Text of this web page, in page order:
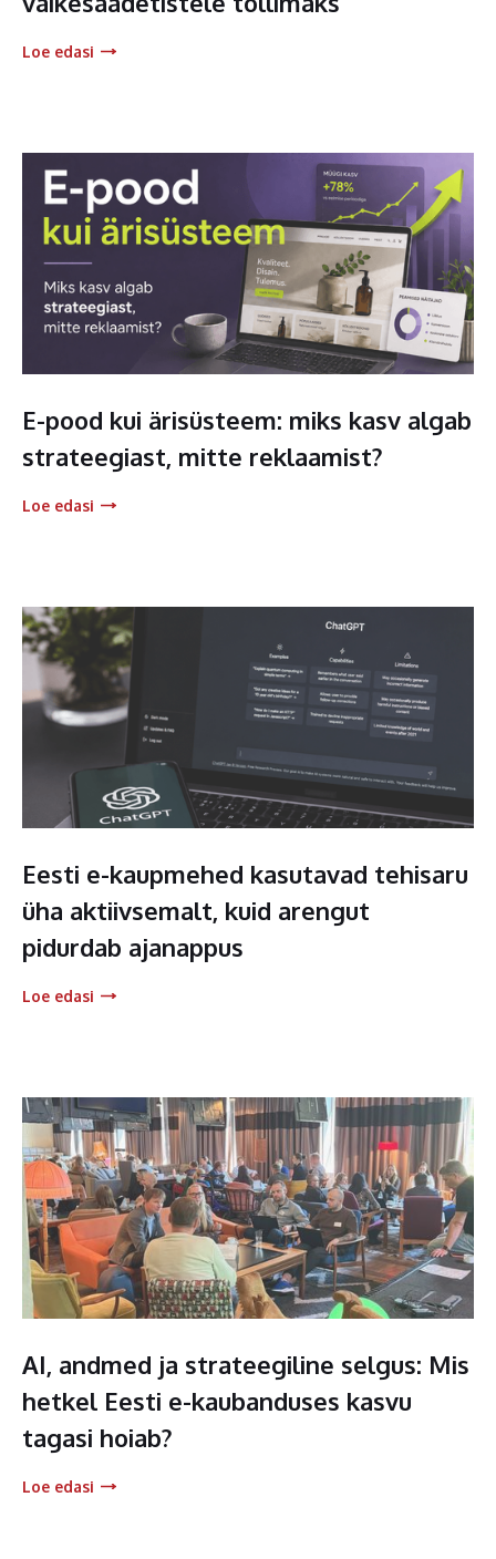
Loe edasi
E-pood kui ärisüsteem: miks kasv algab
strateegiast, mitte reklaamist?
Loe edasi
Eesti e-kaupmehed kasutavad tehisaru
üha aktiivsemalt, kuid arengut
pidurdab ajanappus
Loe edasi
AI, andmed ja strateegiline selgus: Mis
hetkel Eesti e-kaubanduses kasvu
tagasi hoiab?
Loe edasi